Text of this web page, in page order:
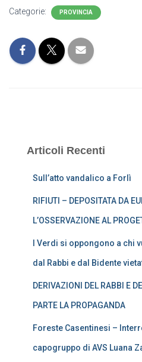
Categorie: PROVINCIA
Articoli Recenti
Sull’atto vandalico a Forlì
RIFIUTI – DEPOSITATA DA
L’OSSERVAZIONE AL
I Verdi si oppongono a chi
dal Rabbi e dal Bidente
DERIVAZIONI DEL RABBI E
PARTE LA PROPAGANDA
Foreste Casentinesi –
capogruppo di AVS Luana